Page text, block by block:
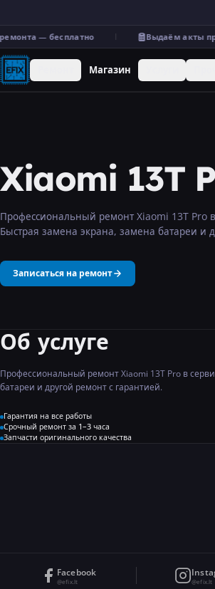
— бесплатно Выдаём акты
Магазин
Xiaomi 13T
Профессиональный ремонт Xiaomi 13T Pro
Быстрая замена экрана, замена батареи и
Записаться на ремонт
Об услуге
Профессиональный ремонт Xiaomi 13T Pro в
батареи и другой ремонт с гарантией.
Гарантия на все работы
Срочный ремонт за 1–3 часа
Запчасти оригинального качества
Facebook
@efix.lt @efix.lt